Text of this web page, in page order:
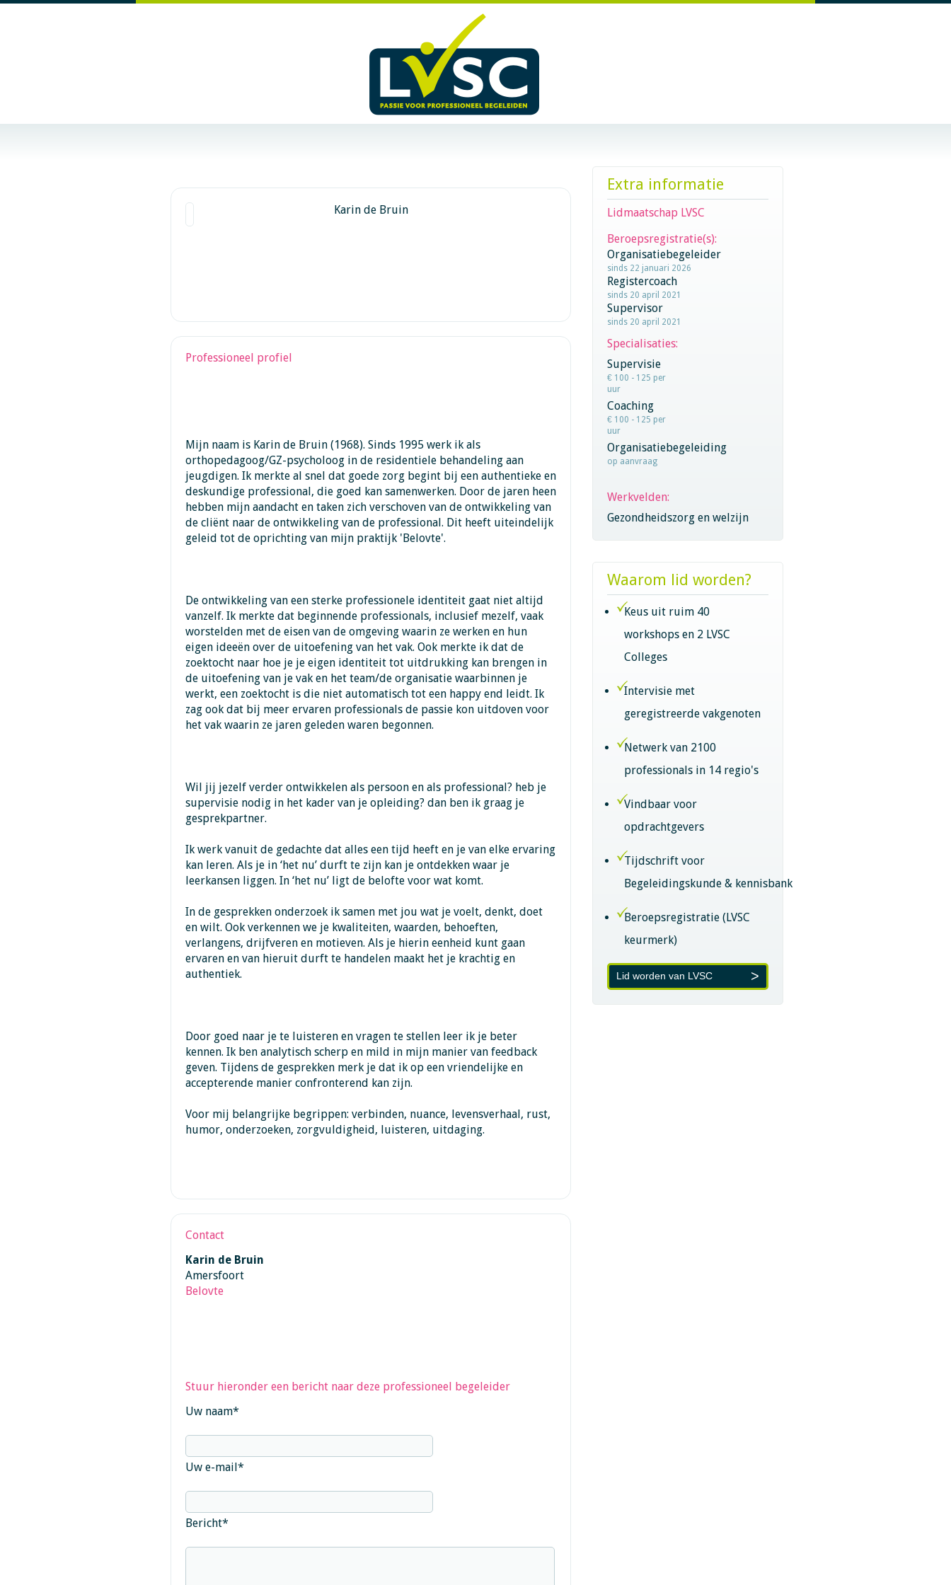
Karin de Bruin
Professioneel profiel
Mijn naam is Karin de Bruin (1968). Sinds 1995 werk ik als
orthopedagoog/GZ-psycholoog in de residentiele behandeling aan
jeugdigen. Ik merkte al snel dat goede zorg begint bij een authentieke en
deskundige professional, die goed kan samenwerken. Door de jaren heen
hebben mijn aandacht en taken zich verschoven van de ontwikkeling van
de cliënt naar de ontwikkeling van de professional. Dit heeft uiteindelijk
geleid tot de oprichting van mijn praktijk 'Belovte'.
De ontwikkeling van een sterke professionele identiteit gaat niet altijd
vanzelf. Ik merkte dat beginnende professionals, inclusief mezelf, vaak
worstelden met de eisen van de omgeving waarin ze werken en hun
eigen ideeën over de uitoefening van het vak. Ook merkte ik dat de
zoektocht naar hoe je je eigen identiteit tot uitdrukking kan brengen in
de uitoefening van je vak en het team/de organisatie waarbinnen je
werkt, een zoektocht is die niet automatisch tot een happy end leidt. Ik
zag ook dat bij meer ervaren professionals de passie kon uitdoven voor
het vak waarin ze jaren geleden waren begonnen.
Wil jij jezelf verder ontwikkelen als persoon en als professional? heb je
supervisie nodig in het kader van je opleiding? dan ben ik graag je
gesprekpartner.
Ik werk vanuit de gedachte dat alles een tijd heeft en je van elke ervaring
kan leren. Als je in ‘het nu’ durft te zijn kan je ontdekken waar je
leerkansen liggen. In ‘het nu’ ligt de belofte voor wat komt.
In de gesprekken onderzoek ik samen met jou wat je voelt, denkt, doet
en wilt. Ook verkennen we je kwaliteiten, waarden, behoeften,
verlangens, drijfveren en motieven. Als je hierin eenheid kunt gaan
ervaren en van hieruit durft te handelen maakt het je krachtig en
authentiek.
Door goed naar je te luisteren en vragen te stellen leer ik je beter
kennen. Ik ben analytisch scherp en mild in mijn manier van feedback
geven. Tijdens de gesprekken merk je dat ik op een vriendelijke en
accepterende manier confronterend kan zijn.
Voor mij belangrijke begrippen: verbinden, nuance, levensverhaal, rust,
humor, onderzoeken, zorgvuldigheid, luisteren, uitdaging.
Contact
Karin de Bruin
Amersfoort
Belovte
Stuur hieronder een bericht naar deze professioneel begeleider
Uw naam*
Uw e-mail*
Bericht*
Extra informatie
Lidmaatschap LVSC
Beroepsregistratie(s):
Organisatiebegeleider
sinds 22 januari 2026
Registercoach
sinds 20 april 2021
Supervisor
sinds 20 april 2021
Specialisaties:
Supervisie
€ 100 - 125 per
uur
Coaching
€ 100 - 125 per
uur
Organisatiebegeleiding
op aanvraag
Werkvelden:
Gezondheidszorg en welzijn
Waarom lid worden?
Keus uit ruim 40
workshops en 2 LVSC
Colleges
Intervisie met
geregistreerde vakgenoten
Netwerk van 2100
professionals in 14 regio's
Vindbaar voor
opdrachtgevers
Tijdschrift voor
Begeleidingskunde & kennisbank
Beroepsregistratie (LVSC
keurmerk)
Lid worden van LVSC